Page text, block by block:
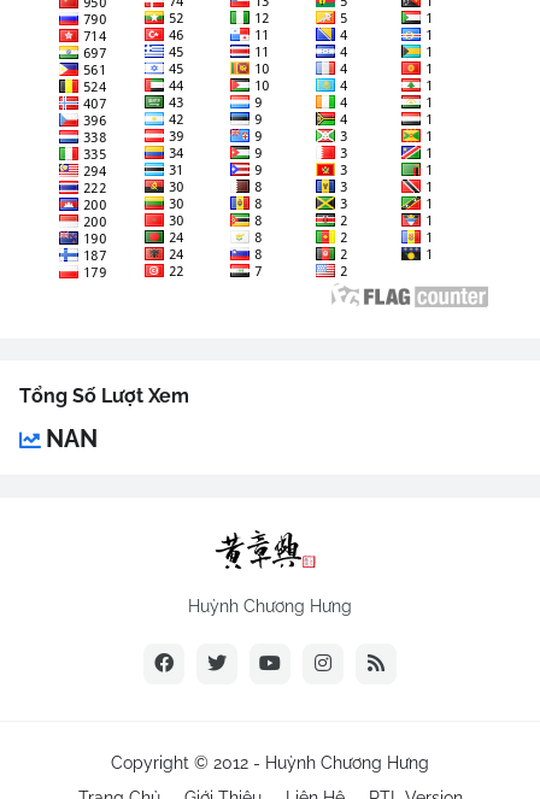
Tổng Số Lượt Xem
NAN
Huỳnh Chương Hưng
Copyright © 2012 - Huỳnh Chương Hưng